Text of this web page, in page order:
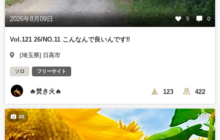
2026年8月09日 5 0
Vol.121 26/NO.11 こんなんで良いんです‼️
[埼玉県] 日高市
ソロ フリーサイト
🔥焚き火🔥 123 422
1日前
30